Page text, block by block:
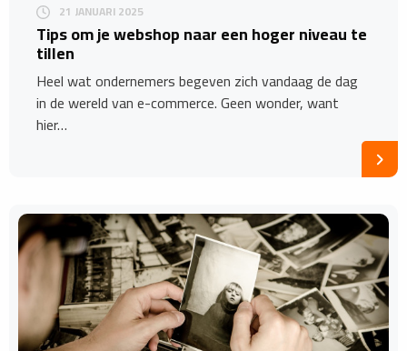
21 JANUARI 2025
Tips om je webshop naar een hoger niveau te
tillen
Heel wat ondernemers begeven zich vandaag de dag
in de wereld van e-commerce. Geen wonder, want
hier…